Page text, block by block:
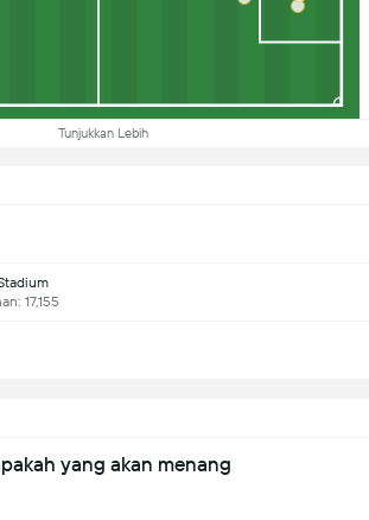
Tunjukkan Lebih
17,155
yang akan menang